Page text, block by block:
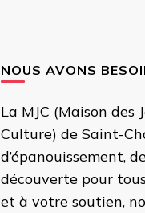
NOUS AVONS
La MJC (Maison des
Culture) de Saint-
d’épanouissement,
découverte pour
et à votre soutien,